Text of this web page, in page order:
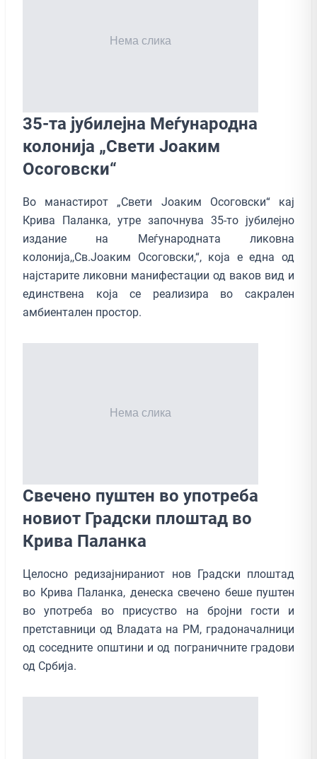
35-та јубилејна Меѓународна
колонија „Свети Јоаким
Осоговски“
Во манастирот „Свети Јоаким Осоговски“ кај
Крива Паланка, утре започнува 35-то јубилејно
издание на Меѓународната ликовна
колонија,,Св.Јоаким Осоговски,“, која е една од
најстарите ликовни манифестации од ваков вид и
единствена која се реализира во сакрален
амбиентален простор.
Свечено пуштен во употреба
новиот Градски плоштад во
Крива Паланка
Целосно редизајнираниот нов Градски плоштад
во Крива Паланка, денеска свечено беше пуштен
во употреба во присуство на бројни гости и
претставници од Владата на РМ, градоначалници
од соседните општини и од пограничните градови
од Србија.